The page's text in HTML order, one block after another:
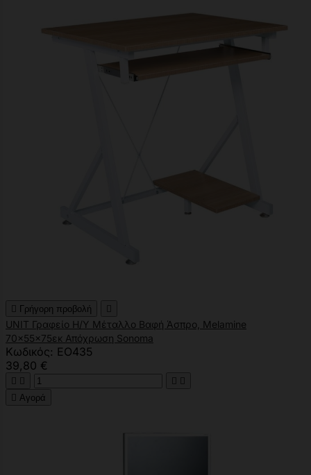
 Γρήγορη προβολή 
UNIT Γραφείο Η/Υ Μέταλλο Βαφή Άσπρο, Melamine
70x55x75εκ Απόχρωση Sonoma
Κωδικός: ΕΟ435
39,80 €
   
 Αγορά